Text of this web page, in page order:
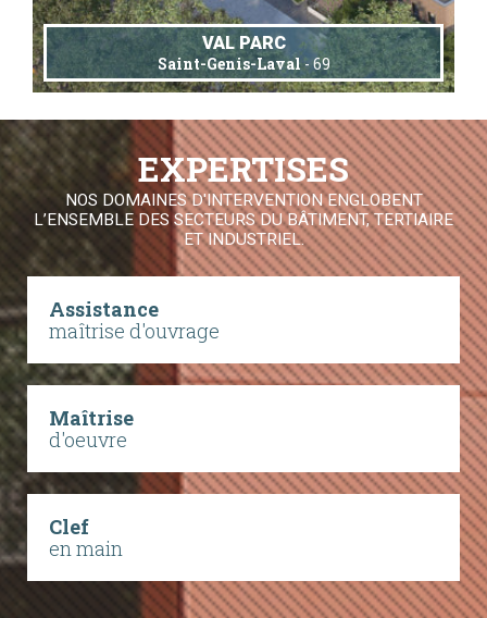
VAL PARC
Saint-Genis-Laval- 69
EXPERTISES
NOS DOMAINES D'INTERVENTION ENGLOBENT
L’ENSEMBLE DES SECTEURS DU BÂTIMENT, TERTIAIRE
ET INDUSTRIEL.
Assistance
maîtrise d'ouvrage
Maîtrise
d'oeuvre
Clef
en main